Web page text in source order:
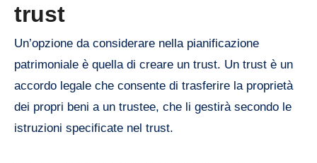
trust
Un’opzione da considerare nella pianificazione
patrimoniale è quella di creare un trust. Un trust è un
accordo legale che consente di trasferire la proprietà
dei propri beni a un trustee, che li gestirà secondo le
istruzioni specificate nel trust.